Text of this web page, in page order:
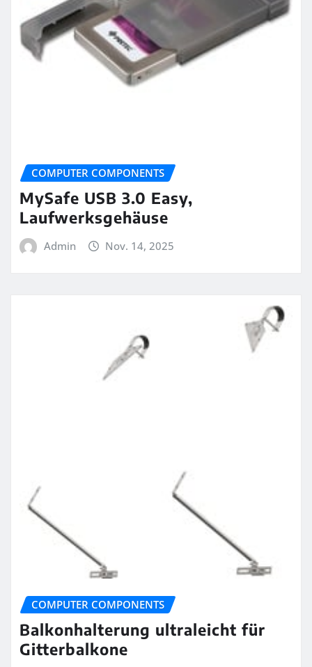
COMPUTER COMPONENTS
MySafe USB 3.0 Easy,
Laufwerksgehäuse
Admin Nov. 14, 2025
COMPUTER COMPONENTS
Balkonhalterung ultraleicht für
Gitterbalkone